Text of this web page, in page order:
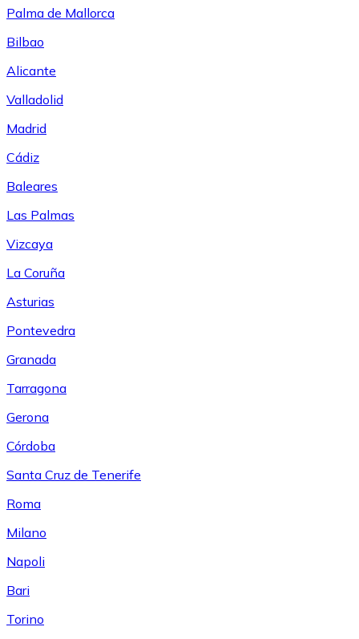
Palma de Mallorca
Bilbao
Alicante
Valladolid
Madrid
Cádiz
Baleares
Las Palmas
Vizcaya
La Coruña
Asturias
Pontevedra
Granada
Tarragona
Gerona
Córdoba
Santa Cruz de Tenerife
Roma
Milano
Napoli
Bari
Torino